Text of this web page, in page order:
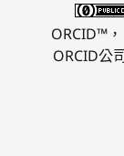
ORCID™
ORCID公